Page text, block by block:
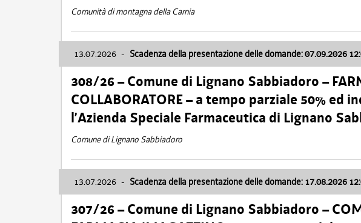
Comunità di montagna della Carnia
13.07.2026 - Scadenza della presentazione delle domande: 07.09.2026
308/26 – Comune di Lignano Sabbiadoro –
COLLABORATORE – a tempo parziale 50% ed
l’Azienda Speciale Farmaceutica di Lignano
Comune di Lignano Sabbiadoro
13.07.2026 - Scadenza della presentazione delle domande: 17.08.2026
307/26 – Comune di Lignano Sabbiadoro –